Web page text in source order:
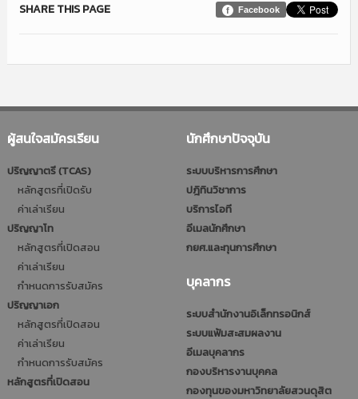
Facebook
SHARE THIS PAGE
ผู้สนใจสมัครเรียน
ปริญญาตรี (TCAS)
หลักสูตรที่เปิดรับ
ค่าเล่าเรียน
ปริญญาโท
หลักสูตรที่เปิดสอน
ค่าเล่าเรียน
กำหนดการรับสมัคร
ปริญญาเอก
หลักสูตรที่เปิดสอน
ค่าเล่าเรียน
กำหนดการรับสมัคร
หลักสูตรที่เปิดสอน
นักศึกษาปัจจุบัน
ระบบบริหารการศึกษา
ปฎิทินวิชาการ
บริการไอที
อีเมลนักศึกษา
กยศ.และทุนการศึกษา
บุคลากร
ระบบสำนักงานอิเล็กทรอนิกส์
ระบบแฟ้มสะสมผลงาน
อีเมลบุคลากร
กองบริหารงานบุคคล
กองทุนของมหาวิทยาลัยสวนดุสิต